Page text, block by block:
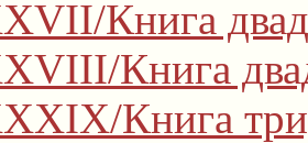
Книга
Книга
Книга